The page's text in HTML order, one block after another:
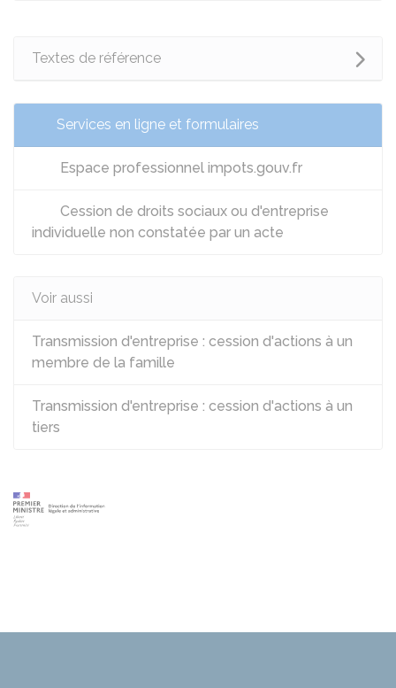
Textes de référence
Services en ligne et formulaires
Espace professionnel impots.gouv.fr
Cession de droits sociaux ou d'entreprise
individuelle non constatée par un acte
Voir aussi
Transmission d'entreprise : cession d'actions à un
membre de la famille
Transmission d'entreprise : cession d'actions à un
tiers